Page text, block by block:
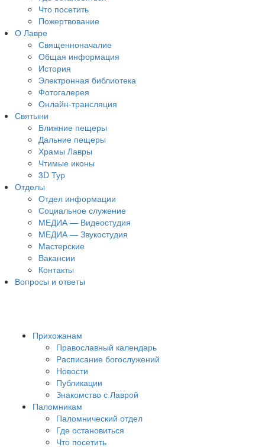
Что посетить
Пожертвование
О Лавре
Священноначалие
Общая информация
История
Электронная библиотека
Фотогалерея
Онлайн-трансляция
Святыни
Ближние пещеры
Дальние пещеры
Храмы Лавры
Чтимые иконы
3D Тур
Отделы
Отдел информации
Социальное служение
МЕДИА — Видеостудия
МЕДИА — Звукостудия
Мастерские
Вакансии
Контакты
Вопросы и ответы
Прихожанам
Православный календарь
Расписание богослужений
Новости
Публикации
Знакомство с Лаврой
Паломникам
Паломнический отдел
Где остановиться
Что посетить